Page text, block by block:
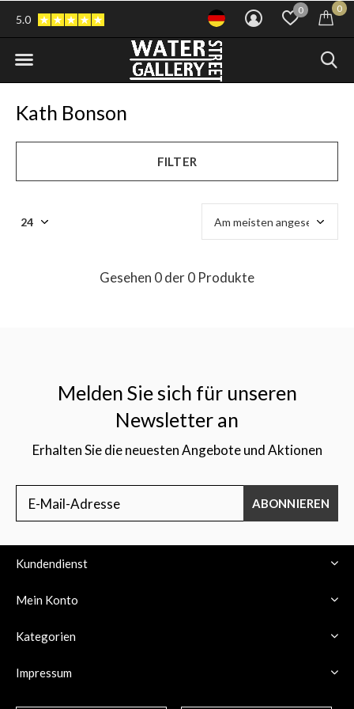
0 0
5.0
Kath Bonson
FILTER
Gesehen 0 der 0 Produkte
Melden Sie sich für unseren
Newsletter an
Erhalten Sie die neuesten Angebote und Aktionen
ABONNIEREN
Kundendienst
Mein Konto
Kategorien
Impressum